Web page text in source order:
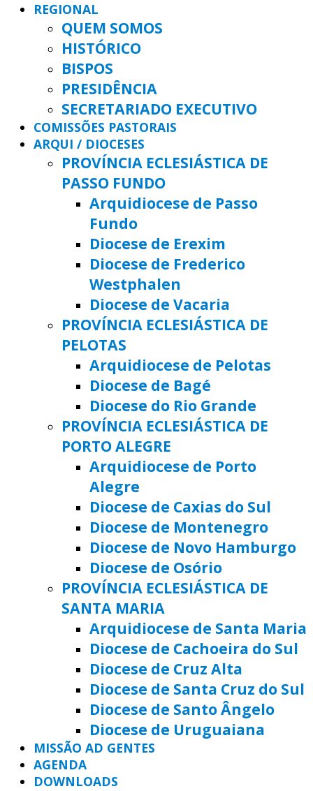
REGIONAL
QUEM SOMOS
HISTÓRICO
BISPOS
PRESIDÊNCIA
SECRETARIADO EXECUTIVO
COMISSÕES PASTORAIS
ARQUI / DIOCESES
PROVÍNCIA ECLESIÁSTICA DE
PASSO FUNDO
Arquidiocese de Passo
Fundo
Diocese de Erexim
Diocese de Frederico
Westphalen
Diocese de Vacaria
PROVÍNCIA ECLESIÁSTICA DE
PELOTAS
Arquidiocese de Pelotas
Diocese de Bagé
Diocese do Rio Grande
PROVÍNCIA ECLESIÁSTICA DE
PORTO ALEGRE
Arquidiocese de Porto
Alegre
Diocese de Caxias do Sul
Diocese de Montenegro
Diocese de Novo Hamburgo
Diocese de Osório
PROVÍNCIA ECLESIÁSTICA DE
SANTA MARIA
Arquidiocese de Santa Maria
Diocese de Cachoeira do Sul
Diocese de Cruz Alta
Diocese de Santa Cruz do Sul
Diocese de Santo Ângelo
Diocese de Uruguaiana
MISSÃO AD GENTES
AGENDA
DOWNLOADS